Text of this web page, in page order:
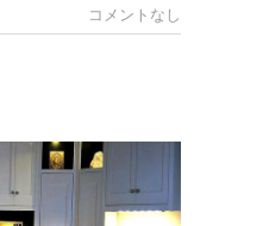
コメントなし